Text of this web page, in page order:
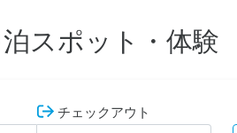
スポット・体験
チェックアウト